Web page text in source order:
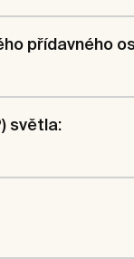
přídavného
světla: